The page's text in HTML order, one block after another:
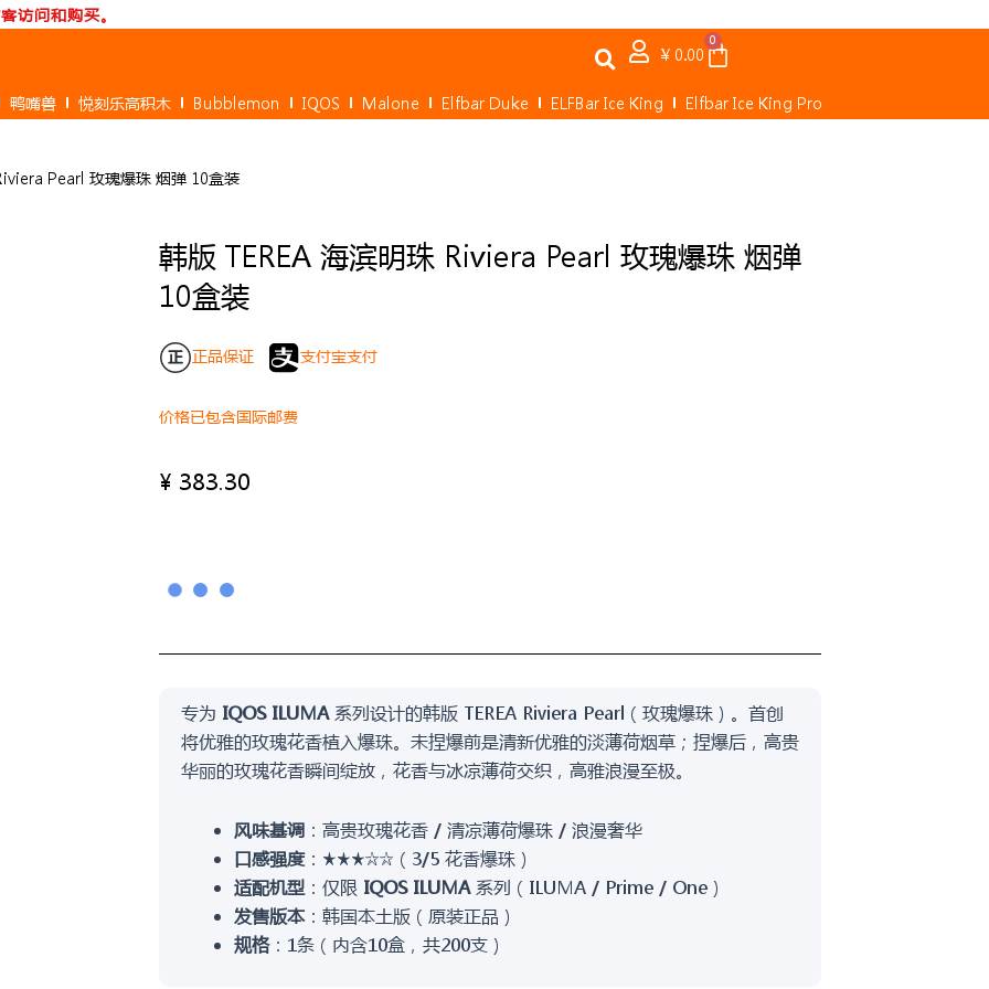
访问和购买。
¥ 0.00
0
鸭嘴兽 悦刻乐高积木 Bubblemon IQOS Malone Elfbar Duke ELFBar Ice King Elfbar Ice King Pro
Pearl 玫瑰爆珠 烟弹 10盒装
韩版 TEREA 海滨明珠 Riviera Pearl 玫瑰爆珠 烟弹
10盒装
正品保证 支付宝支付
价格已包含国际邮费
¥ 383.30
专为 IQOS ILUMA系列设计的韩版 TEREA Riviera Pearl（玫瑰爆珠）。首创
将优雅的玫瑰花香植入爆珠。未捏爆前是清新优雅的淡薄荷烟草；捏爆后，高贵
华丽的玫瑰花香瞬间绽放，花香与冰凉薄荷交织，高雅浪漫至极。
风味基调 ：高贵玫瑰花香 / 清凉薄荷爆珠 / 浪漫奢华
口感强度：★★★☆☆（3/5 花香爆珠）
适配机型：仅限 IQOS ILUMA系列（ILUMA / Prime / One）
发售版本：韩国本土版（原装正品）
规格：1条（内含10盒，共200支）